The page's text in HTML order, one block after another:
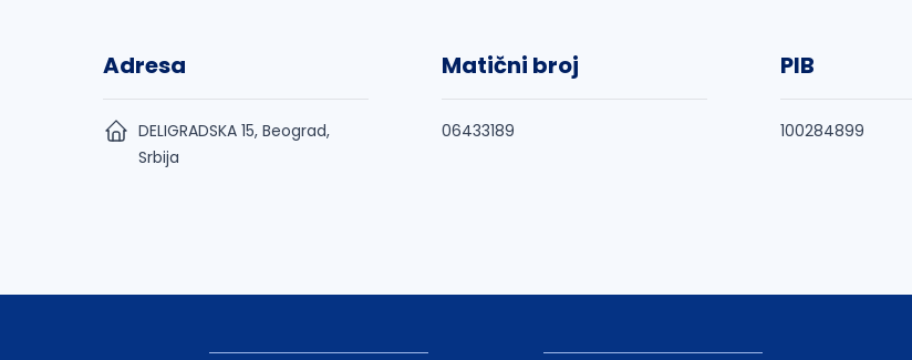
Adresa
DELIGRADSKA 15, Beograd,
Srbija
Matični broj
06433189
PIB
100284899